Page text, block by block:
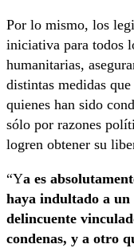
Por lo mismo, los
iniciativa para todos
humanitarias,
distintas medidas
quienes han sido
sólo por razones
logren obtener su
“Ya es
haya indultado a
delincuente
condenas, y a otro